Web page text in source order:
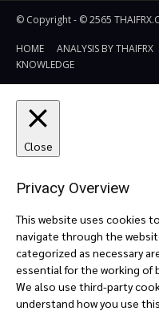
© Copyright - © 2565
HOME ANALYSIS BY THAIFRX
KNOWLEDGE
Close
Privacy Overview
This website uses cookies
navigate through the
categorized as necessary
essential for the working of
We also use third-party
understand how you use